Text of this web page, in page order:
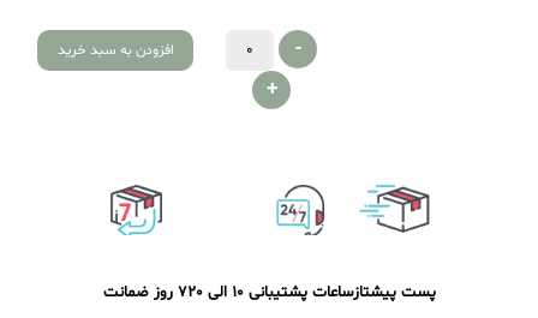
-
+
افزودن به سبد خرید
پست پیشتازساعات پشتیبانی 10 الی 20 7 روز ضمانت